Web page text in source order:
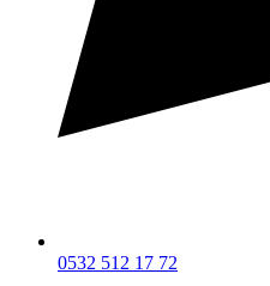
0532 512 17 72